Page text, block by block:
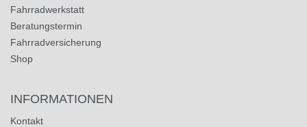
Fahrradwerkstatt
Beratungstermin
Fahrradversicherung
Shop
INFORMATIONEN
Kontakt